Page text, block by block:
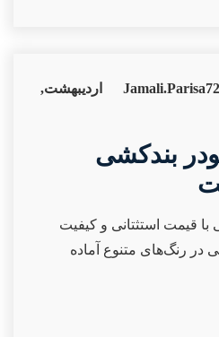
۲۵ اردیبهشت,
بندکشی
با قیمت استثتانی و کیفیت
کیلویی در رنگ‌های متنوع آماده